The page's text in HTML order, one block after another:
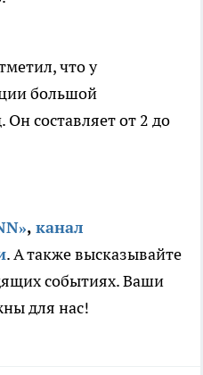
что у
большой
составляет от 2 до
, канал
. А также высказывайте
событиях. Ваши
для нас!